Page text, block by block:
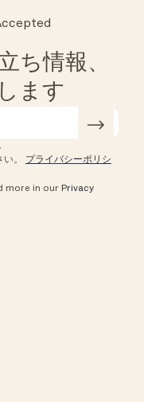
ち情報、
ます
い。 プライバシーポリシ
more in our Privacy